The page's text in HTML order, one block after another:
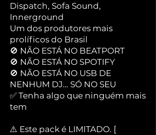
Dispatch, Sofa Sound,
Innerground
Um dos produtores mais
prolíficos do Brasil
🚫 NÃO ESTÁ NO BEATPORT
🚫 NÃO ESTÁ NO SPOTIFY
🚫 NÃO ESTÁ NO USB DE
NENHUM DJ… SÓ NO SEU
✅ Tenha algo que ninguém mais
tem
⚠️ Este pack é LIMITADO. [